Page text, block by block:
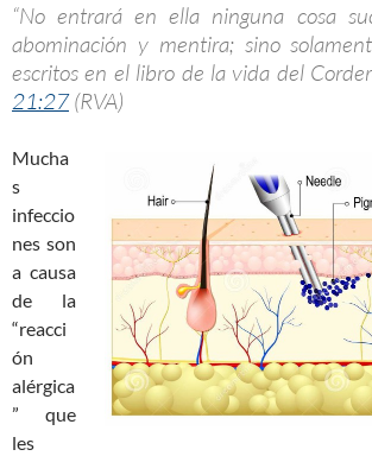
“No entrará en ella ninguna cosa
abominación y mentira; sino
escritos en el libro de la vida del
21:27(RVA)
Mucha
s
infeccio
nes son
a causa
de la
“reacci
ón
alérgica
” que
les